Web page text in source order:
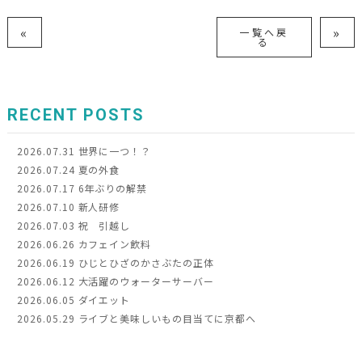
« 一覧へ戻
る »
RECENT POSTS
2026.07.31 世界に一つ！？
2026.07.24 夏の外食
2026.07.17 6年ぶりの解禁
2026.07.10 新人研修
2026.07.03 祝 引越し
2026.06.26 カフェイン飲料
2026.06.19 ひじとひざのかさぶたの正体
2026.06.12 大活躍のウォーターサーバー
2026.06.05 ダイエット
2026.05.29 ライブと美味しいもの目当てに京都へ